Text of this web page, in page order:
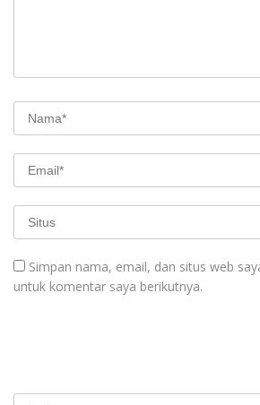
Simpan nama, email, dan situs web
untuk komentar saya berikutnya.